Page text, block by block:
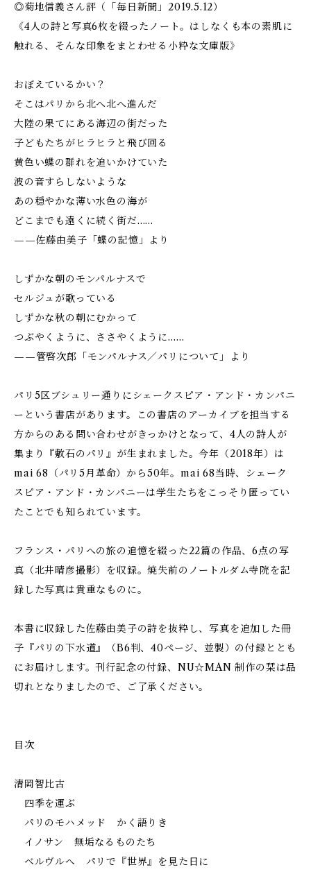
◎菊地信義さん評（「毎日新聞」2019.5.12）
《4人の詩と写真6枚を綴ったノート。はしなくも本の素肌に
触れる、そんな印象をまとわせる小粋な文庫版》
おぼえているかい？
そこはパリから北へ北へ進んだ
大陸の果てにある海辺の街だった
子どもたちがヒラヒラと飛び回る
黄色い蝶の群れを追いかけていた
波の音すらしないような
あの穏やかな薄い水色の海が
どこまでも遠くに続く街だ……
——佐藤由美子「蝶の記憶」より
しずかな朝のモンパルナスで
セルジュが歌っている
しずかな秋の朝にむかって
つぶやくように、ささやくように……
——管啓次郎「モンパルナス／パリについて」より
パリ5区ブシュリー通りにシェークスピア・アンド・カンパニ
ーという書店があります。この書店のアーカイブを担当する
方からのある問い合わせがきっかけとなって、4人の詩人が
集まり『敷石のパリ』が生まれました。今年（2018年）は
mai 68（パリ5月革命）から50年。mai 68当時、シェーク
スピア・アンド・カンパニーは学生たちをこっそり匿ってい
たことでも知られています。
フランス・パリへの旅の追憶を綴った22篇の作品、6点の写
真（北井晴彦撮影）を収録。焼失前のノートルダム寺院を記
録した写真は貴重なものに。
本書に収録した佐藤由美子の詩を抜粋し、写真を追加した冊
子『パリの下水道』（B6判、40ページ、並製）の付録ととも
にお届けします。刊行記念の付録、NU☆MAN 制作の栞は品
切れとなりましたので、ご了承ください。
目次
清岡智比古
四季を運ぶ
パリのモハメッド かく語りき
イノサン 無垢なるものたち
ベルヴルへ パリで『世界』を見た日に